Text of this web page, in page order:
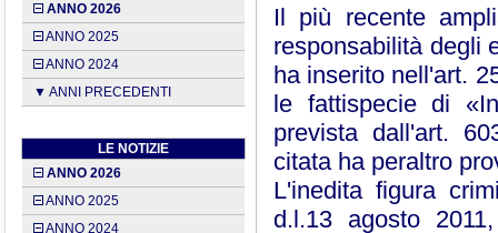
ANNO 2026
ANNO 2025
ANNO 2024
▼ ANNI PRECEDENTI
LE NOTIZIE
ANNO 2026
ANNO 2025
ANNO 2024
Il più recente
responsabilità degli
ha inserito nell'art.
le fattispecie di
prevista dall'art.
citata ha peraltro
L'inedita figura
d.l.13 agosto